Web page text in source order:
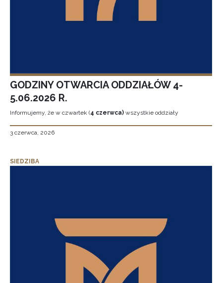
GODZINY OTWARCIA ODDZIAŁÓW 4-
5.06.2026 R.
Informujemy, że w czwartek (4 czerwca) wszystkie oddziały
3 czerwca, 2026
SIEDZIBA